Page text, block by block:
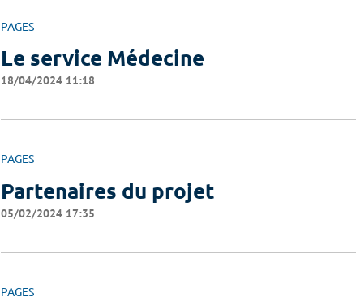
PAGES
Le service Médecine
18/04/2024 11:18
PAGES
Partenaires du projet
05/02/2024 17:35
PAGES